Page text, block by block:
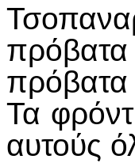
πρόβατα
Τα
αυτούς